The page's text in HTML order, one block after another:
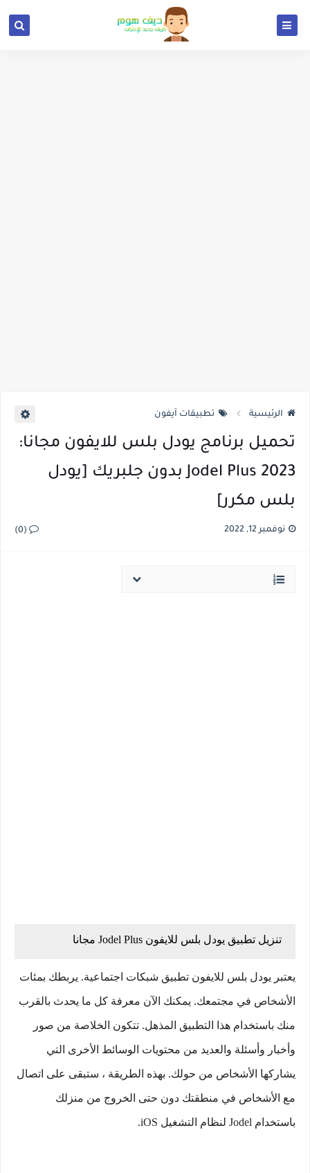
الرئيسية تطبيقات آيفون
تحميل برنامج يودل بلس للايفون مجانا:
Jodel Plus 2023 بدون جلبريك [يودل
بلس مكرر]
نوفمبر 12, 2022 (0)
تنزيل تطبيق يودل بلس للايفون Jodel Plus مجانا
يعتبر يودل بلس للايفون تطبيق شبكات اجتماعية. يربطك بمئات
الأشخاص في مجتمعك. يمكنك الآن معرفة كل ما يحدث بالقرب
منك باستخدام هذا التطبيق المذهل. تتكون الخلاصة من صور
وأخبار وأسئلة والعديد من محتويات الوسائط الأخرى التي
يشاركها الأشخاص من حولك. بهذه الطريقة ، ستبقى على اتصال
مع الأشخاص في منطقتك دون حتى الخروج من منزلك
باستخدام Jodel لنظام التشغيل iOS.